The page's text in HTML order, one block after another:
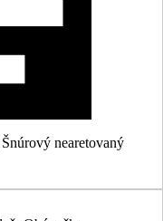
nearetovaný